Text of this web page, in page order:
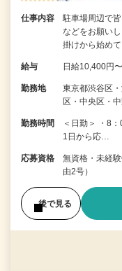
仕事内容
駐車場周辺で
などをお願い
掛けから始め
給与 日給10,400円
勤務地
東京都渋谷区
区・中央区・
勤務時間
＜日勤＞ ・8
1日から応…
応募資格
無資格・未経
由2号）
後で見る